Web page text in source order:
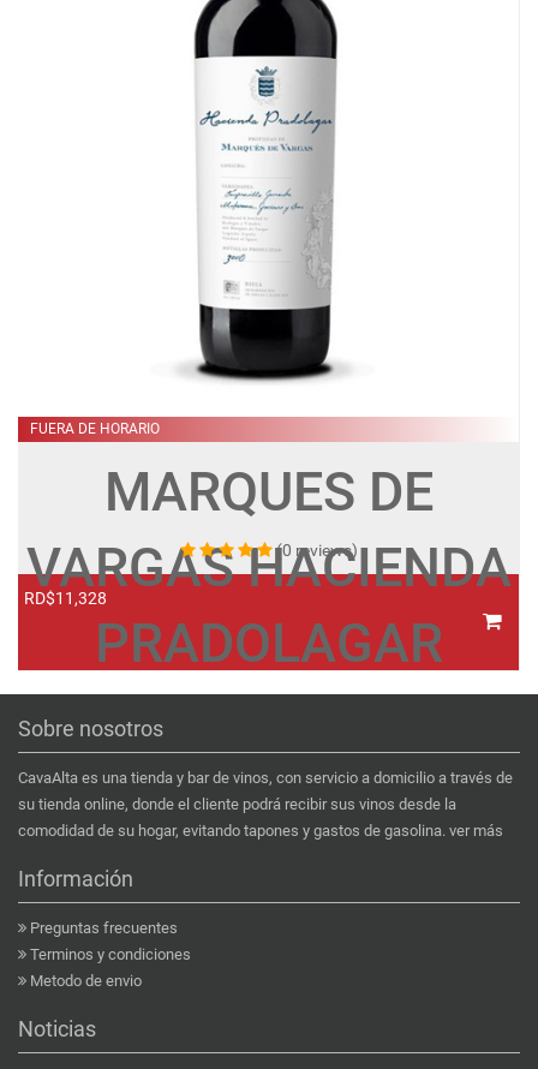
FUERA DE HORARIO
MARQUES DE
VARGAS HACIENDA
PRADOLAGAR
(0 reviews)
RD$11,328
Sobre nosotros
CavaAlta es una tienda y bar de vinos, con servicio a domicilio a través de
su tienda online, donde el cliente podrá recibir sus vinos desde la
comodidad de su hogar, evitando tapones y gastos de gasolina. ver más
Información
Preguntas frecuentes
Terminos y condiciones
Metodo de envio
Noticias